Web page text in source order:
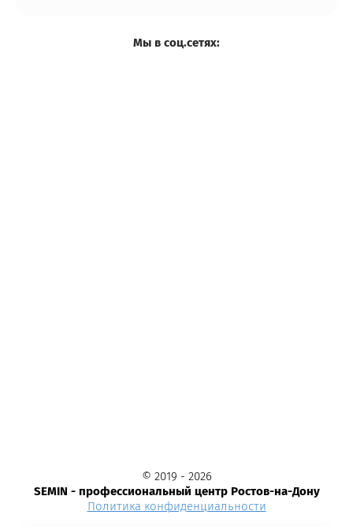
Мы в соц.сетях:
© 2019 - 2026
SEMIN - профессиональный центр Ростов-на-Дону
Политика конфиденциальности